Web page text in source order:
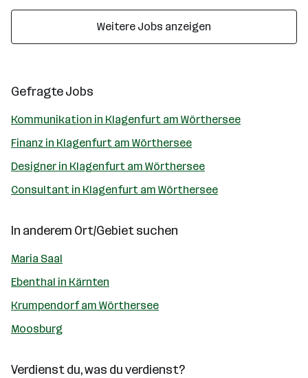
Weitere Jobs anzeigen
Gefragte Jobs
Kommunikation in Klagenfurt am Wörthersee
Finanz in Klagenfurt am Wörthersee
Designer in Klagenfurt am Wörthersee
Consultant in Klagenfurt am Wörthersee
In anderem Ort/Gebiet suchen
Maria Saal
Ebenthal in Kärnten
Krumpendorf am Wörthersee
Moosburg
Verdienst du, was du verdienst?